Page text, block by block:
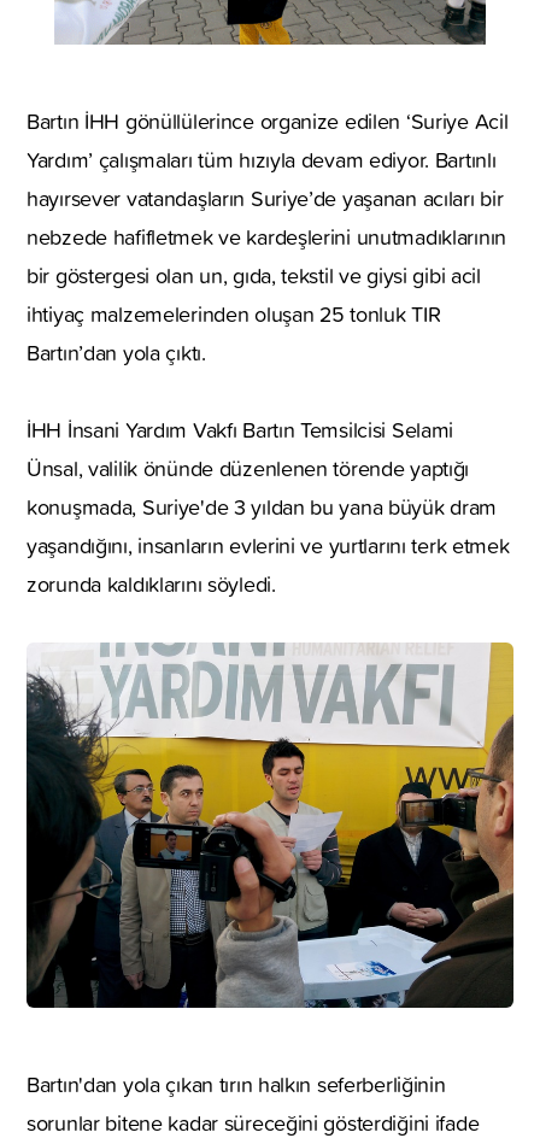
Bartın İHH gönüllülerince organize edilen ‘Suriye Acil
Yardım’ çalışmaları tüm hızıyla devam ediyor. Bartınlı
hayırsever vatandaşların Suriye’de yaşanan acıları bir
nebzede hafifletmek ve kardeşlerini unutmadıklarının
bir göstergesi olan un, gıda, tekstil ve giysi gibi acil
ihtiyaç malzemelerinden oluşan 25 tonluk TIR
Bartın’dan yola çıktı.
İHH İnsani Yardım Vakfı Bartın Temsilcisi Selami
Ünsal, valilik önünde düzenlenen törende yaptığı
konuşmada, Suriye'de 3 yıldan bu yana büyük dram
yaşandığını, insanların evlerini ve yurtlarını terk etmek
zorunda kaldıklarını söyledi.
Bartın'dan yola çıkan tırın halkın seferberliğinin
sorunlar bitene kadar süreceğini gösterdiğini ifade